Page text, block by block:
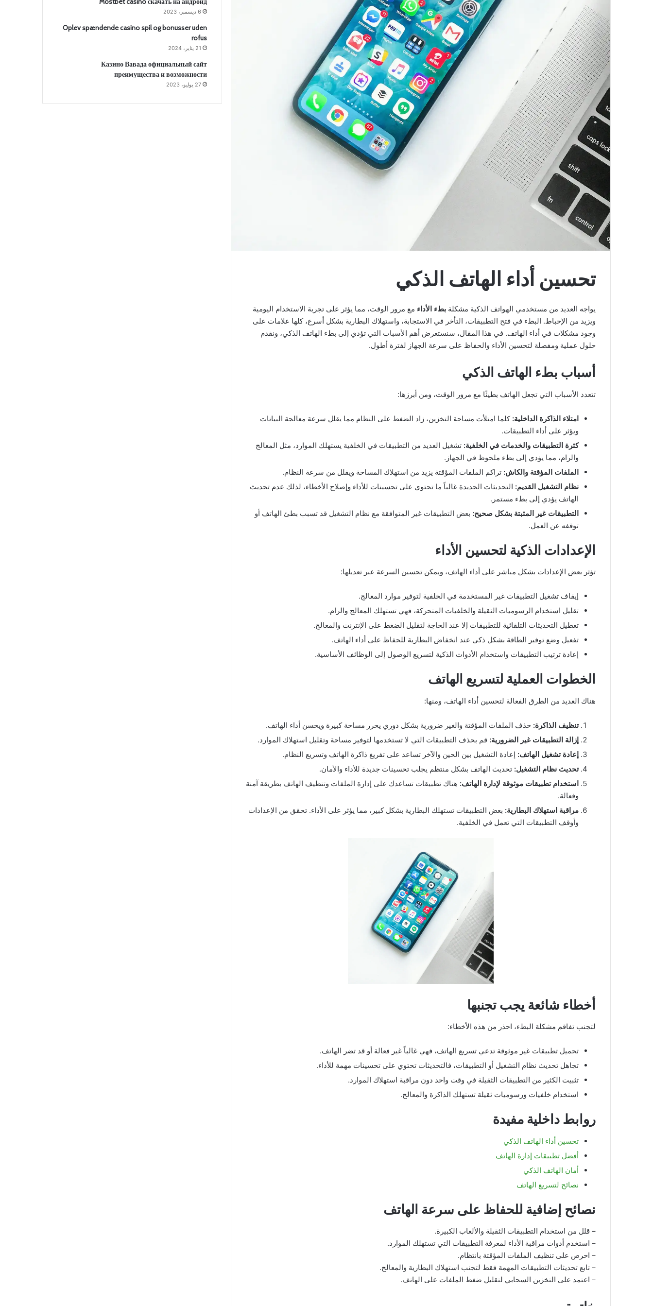
تحسين أداء الهاتف الذكي
يواجه العديد من مستخدمي الهواتف الذكية مشكلة بطء الأداء مع مرور الوقت، مما يؤثر على تجربة الاستخدام اليومية
ويزيد من الإحباط. البطء في فتح التطبيقات، التأخر في الاستجابة، واستهلاك البطارية بشكل أسرع، كلها علامات على
وجود مشكلات في أداء الهاتف. في هذا المقال، سنستعرض أهم الأسباب التي تؤدي إلى بطء الهاتف الذكي، ونقدم
حلول عملية ومفصلة لتحسين الأداء والحفاظ على سرعة الجهاز لفترة أطول.
أسباب بطء الهاتف الذكي
تتعدد الأسباب التي تجعل الهاتف بطيئًا مع مرور الوقت، ومن أبرزها:
امتلاء الذاكرة الداخلية: كلما امتلأت مساحة التخزين، زاد الضغط على النظام مما يقلل سرعة معالجة البيانات
ويؤثر على أداء التطبيقات.
كثرة التطبيقات والخدمات في الخلفية: تشغيل العديد من التطبيقات في الخلفية يستهلك الموارد، مثل المعالج
والرام، مما يؤدي إلى بطء ملحوظ في الجهاز.
الملفات المؤقتة والكاش: تراكم الملفات المؤقتة يزيد من استهلاك المساحة ويقلل من سرعة النظام.
نظام التشغيل القديم: التحديثات الجديدة غالباً ما تحتوي على تحسينات للأداء وإصلاح الأخطاء، لذلك عدم تحديث
الهاتف يؤدي إلى بطء مستمر.
التطبيقات غير المثبتة بشكل صحيح: بعض التطبيقات غير المتوافقة مع نظام التشغيل قد تسبب بطئ الهاتف أو
توقفه عن العمل.
الإعدادات الذكية لتحسين الأداء
تؤثر بعض الإعدادات بشكل مباشر على أداء الهاتف، ويمكن تحسين السرعة عبر تعديلها:
إيقاف تشغيل التطبيقات غير المستخدمة في الخلفية لتوفير موارد المعالج.
تقليل استخدام الرسوميات الثقيلة والخلفيات المتحركة، فهي تستهلك المعالج والرام.
تعطيل التحديثات التلقائية للتطبيقات إلا عند الحاجة لتقليل الضغط على الإنترنت والمعالج.
تفعيل وضع توفير الطاقة بشكل ذكي عند انخفاض البطارية للحفاظ على أداء الهاتف.
إعادة ترتيب التطبيقات واستخدام الأدوات الذكية لتسريع الوصول إلى الوظائف الأساسية.
الخطوات العملية لتسريع الهاتف
هناك العديد من الطرق الفعالة لتحسين أداء الهاتف، ومنها:
تنظيف الذاكرة: حذف الملفات المؤقتة والغير ضرورية بشكل دوري يحرر مساحة كبيرة ويحسن أداء الهاتف.
إزالة التطبيقات غير الضرورية: قم بحذف التطبيقات التي لا تستخدمها لتوفير مساحة وتقليل استهلاك الموارد.
إعادة تشغيل الهاتف: إعادة التشغيل بين الحين والآخر تساعد على تفريغ ذاكرة الهاتف وتسريع النظام.
تحديث نظام التشغيل: تحديث الهاتف بشكل منتظم يجلب تحسينات جديدة للأداء والأمان.
استخدام تطبيقات موثوقة لإدارة الهاتف: هناك تطبيقات تساعدك على إدارة الملفات وتنظيف الهاتف بطريقة آمنة
وفعالة.
مراقبة استهلاك البطارية: بعض التطبيقات تستهلك البطارية بشكل كبير، مما يؤثر على الأداء. تحقق من الإعدادات
وأوقف التطبيقات التي تعمل في الخلفية.
أخطاء شائعة يجب تجنبها
لتجنب تفاقم مشكلة البطء، احذر من هذه الأخطاء:
تحميل تطبيقات غير موثوقة تدعي تسريع الهاتف، فهي غالباً غير فعالة أو قد تضر الهاتف.
تجاهل تحديث نظام التشغيل أو التطبيقات، فالتحديثات تحتوي على تحسينات مهمة للأداء.
تثبيت الكثير من التطبيقات الثقيلة في وقت واحد دون مراقبة استهلاك الموارد.
استخدام خلفيات ورسوميات ثقيلة تستهلك الذاكرة والمعالج.
روابط داخلية مفيدة
تحسين أداء الهاتف الذكي
أفضل تطبيقات إدارة الهاتف
أمان الهاتف الذكي
نصائح لتسريع الهاتف
نصائح إضافية للحفاظ على سرعة الهاتف
– قلل من استخدام التطبيقات الثقيلة والألعاب الكبيرة.
– استخدم أدوات مراقبة الأداء لمعرفة التطبيقات التي تستهلك الموارد.
– احرص على تنظيف الملفات المؤقتة بانتظام.
– تابع تحديثات التطبيقات المهمة فقط لتجنب استهلاك البطارية والمعالج.
– اعتمد على التخزين السحابي لتقليل ضغط الملفات على الهاتف.
6 ديسمبر، 2023
Oplev spændende casino spil og bonusser uden
rofus
21 يناير، 2024
Казино Вавада официальный сайт
преимущества и возможности
27 يوليو، 2023